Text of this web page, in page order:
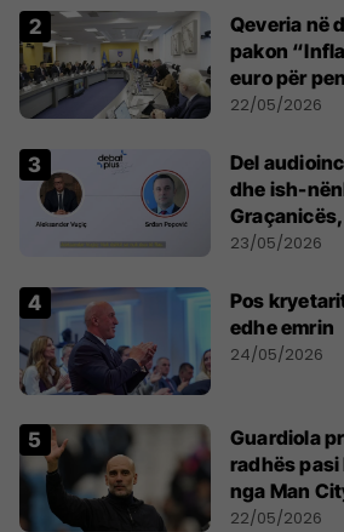
Qeveria në
pakon
euro për
punëtorët
22/05/2026
Del
dhe ish-
krerë të
23/05/2026
Pos
edhe emrin
24/05/2026
Guardiola
radhës
nga Man
22/05/2026